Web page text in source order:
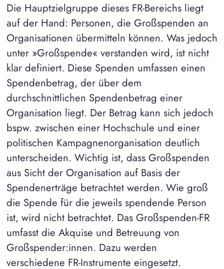
Die Hauptzielgruppe dieses FR-Bereichs liegt
auf der Hand: Personen, die Großspenden an
Organisationen übermitteln können. Was jedoch
unter »Großspende« verstanden wird, ist nicht
klar definiert. Diese Spenden umfassen einen
Spendenbetrag, der über dem
durchschnittlichen Spendenbetrag einer
Organisation liegt. Der Betrag kann sich jedoch
bspw. zwischen einer Hochschule und einer
politischen Kampagnenorganisation deutlich
unterscheiden. Wichtig ist, dass Großspenden
aus Sicht der Organisation auf Basis der
Spendenerträge betrachtet werden. Wie groß
die Spende für die jeweils spendende Person
ist, wird nicht betrachtet. Das Großspenden-FR
umfasst die Akquise und Betreuung von
Großspender:innen. Dazu werden
verschiedene FR-Instrumente eingesetzt.